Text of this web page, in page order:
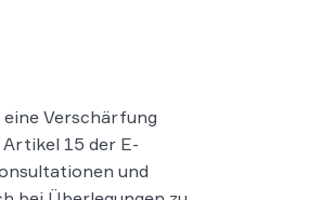
Verschärfung
15 der E-
und